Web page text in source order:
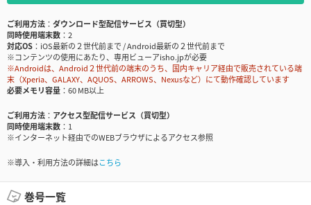
ご利用方法
ダウンロード型配信サービス（買切型）
同時使用端末数
2
対応OS
iOS最新の２世代前まで / Android最新の２世代前まで
※コンテンツの使用にあたり、専用ビューアisho.jpが必要
※Androidは、Android２世代前の端末のうち、国内キャリア経由で販売されている端
末（Xperia、GALAXY、AQUOS、ARROWS、Nexusなど）にて動作確認しています
必要メモリ容量
60 MB以上
ご利用方法
アクセス型配信サービス（買切型）
同時使用端末数
1
※インターネット経由でのWEBブラウザによるアクセス参照
※導入・利用方法の詳細はこちら
巻号一覧